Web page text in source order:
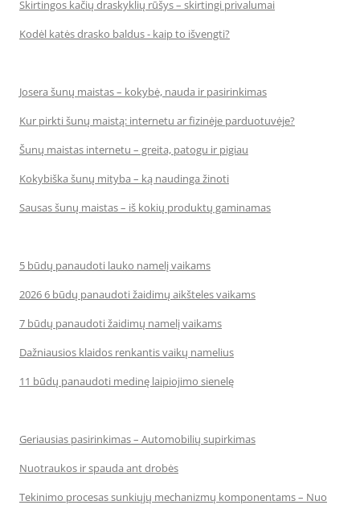
Skirtingos kačių draskyklių rūšys – skirtingi privalumai
Kodėl katės drasko baldus - kaip to išvengti?
Josera šunų maistas – kokybė, nauda ir pasirinkimas
Kur pirkti šunų maistą: internetu ar fizinėje parduotuvėje?
Šunų maistas internetu – greita, patogu ir pigiau
Kokybiška šunų mityba – ką naudinga žinoti
Sausas šunų maistas – iš kokių produktų gaminamas
5 būdų panaudoti lauko namelį vaikams
2026 6 būdų panaudoti žaidimų aikšteles vaikams
7 būdų panaudoti žaidimų namelį vaikams
Dažniausios klaidos renkantis vaikų namelius
11 būdų panaudoti medinę laipiojimo sienelę
Geriausias pasirinkimas – Automobilių supirkimas
Nuotraukos ir spauda ant drobės
Tekinimo procesas sunkiųjų mechanizmų komponentams – Nuo